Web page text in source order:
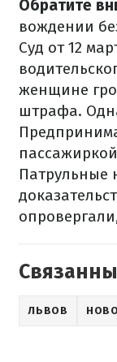
Обратите
вождении
Суд от 12
женщине
штрафа.
Патрульные
ЛЬВОВ